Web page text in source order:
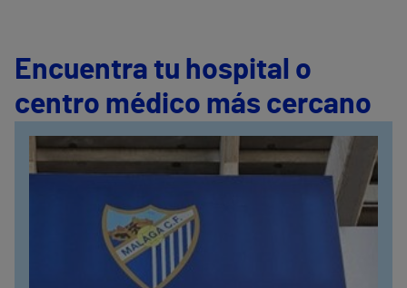
Encuentra tu hospital o
centro médico más cercano